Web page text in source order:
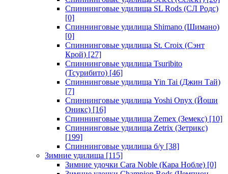
Спиннинговые удилища SL Rods (СЛ Родс)
[0]
Спиннинговые удилища Shimano (Шимано)
[0]
Спиннинговые удилища St. Croix (Сэнт
Крой) [27]
Спиннинговые удилища Tsuribito
(Тсурибито) [46]
Спиннинговые удилища Yin Tai (Джин Тай)
[7]
Спиннинговые удилища Yoshi Onyx (Йоши
Оникс) [16]
Спиннинговые удилища Zemex (Земекс) [10]
Спиннинговые удилища Zetrix (Зетрикс)
[199]
Спиннинговые удилища б/у [38]
Зимние удилища [115]
Зимние удочки Cara Noble (Кара Нобле) [0]